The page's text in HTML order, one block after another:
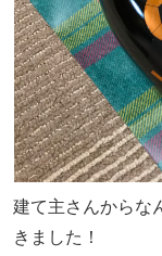
建て主さんからな
きました！